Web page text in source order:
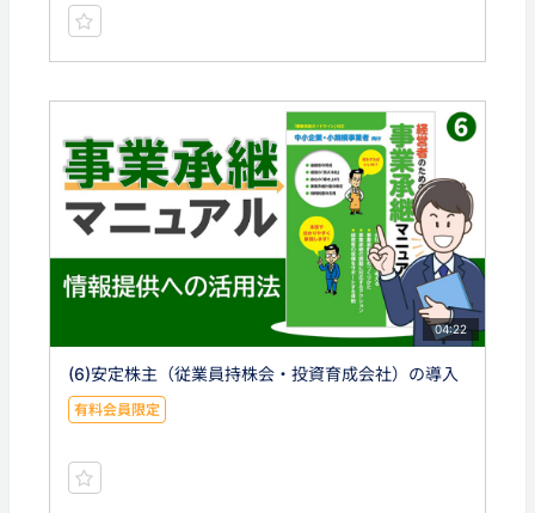
04:22
(6)安定株主（従業員持株会・投資育成会社）の導入
有料会員限定